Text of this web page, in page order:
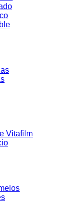
Vitafilm